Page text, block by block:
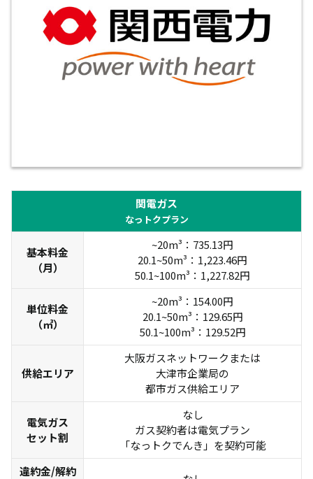
関電ガス
なっトクプラン
基本料金
（月）
~20m³：735.13円
20.1~50m³：1,223.46円
50.1~100m³：1,227.82円
単位料金
（㎥）
~20m³：154.00円
20.1~50m³：129.65円
50.1~100m³：129.52円
供給エリア
大阪ガスネットワークまたは
大津市企業局の
都市ガス供給エリア
電気ガス
セット割
なし
ガス契約者は電気プラン
「なっトクでんき」を契約可能
違約金/解約